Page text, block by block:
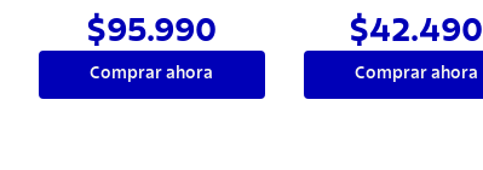
$95.990
Comprar ahora
$42.490
Comprar ahora